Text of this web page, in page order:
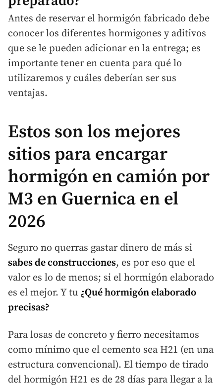
Antes de reservar el hormigón fabricado debe
conocer los diferentes hormigones y aditivos
que se le pueden adicionar en la entrega; es
importante tener en cuenta para qué lo
utilizaremos y cuáles deberían ser sus
ventajas.
Estos son los mejores
sitios para encargar
hormigón en camión por
M3 en Guernica en el
2026
Seguro no querras gastar dinero de más si
sabes de construcciones, es por eso que el
valor es lo de menos; si el hormigón elaborado
es el mejor. Y tu ¿Qué hormigón elaborado
precisas?
Para losas de concreto y fierro necesitamos
como mínimo que el cemento sea H21 (en una
estructura convencional). El tiempo de tirado
del hormigón H21 es de 28 días para llegar a la